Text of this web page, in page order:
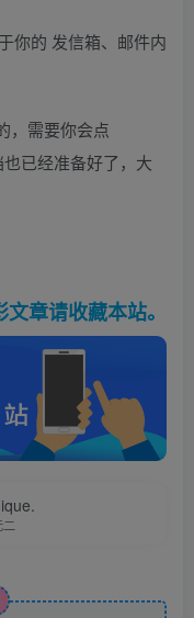
你的 发信箱、邮件内
，需要你会点
已经准备好了，大
章请收藏本站。
二